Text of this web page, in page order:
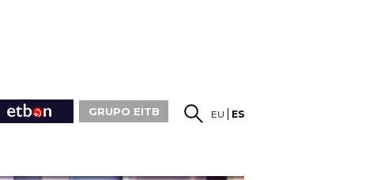
GRUPO EITB EU ES